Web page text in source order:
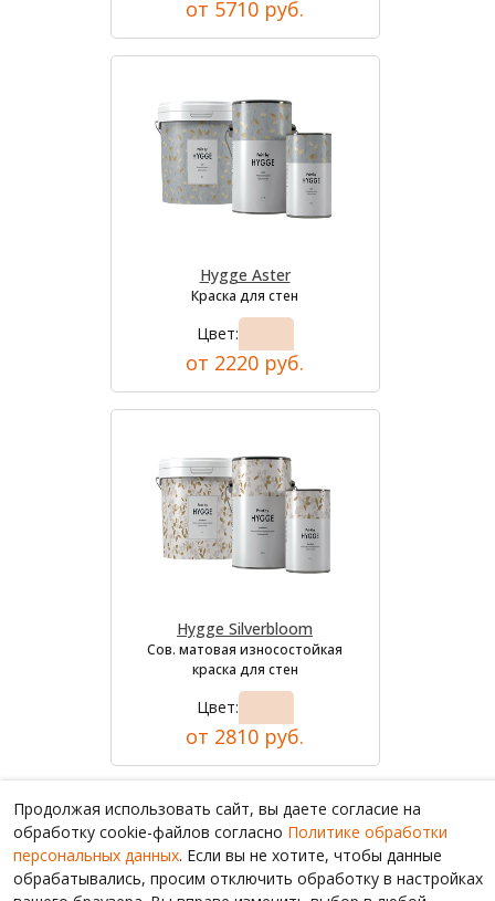
от 5710 руб.
Hygge Aster
Краска для стен
Цвет:
от 2220 руб.
Hygge Silverbloom
Сов. матовая износостойкая
краска для стен
Цвет:
от 2810 руб.
Продолжая использовать сайт, вы даете согласие на
обработку cookie-файлов согласно Политике обработки
персональных данных. Если вы не хотите, чтобы данные
обрабатывались, просим отключить обработку в настройках